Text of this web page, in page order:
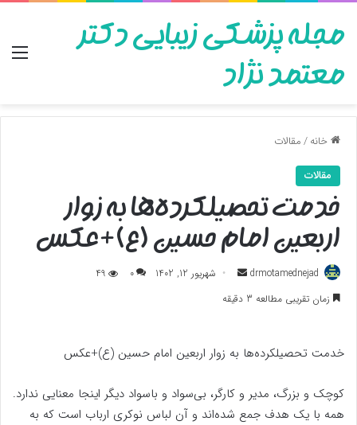
مجله پزشکی زیبایی دکتر
معتمد نژاد
خانه/مقالات
مقالات
خدمت تحصیلکرده‌ها به زوار
اربعین امام حسین (ع)+عکس
drmotamednejad
ارسال
به
شهریور 12, 1402 0
49
زمان تقریبی مطالعه 3 دقیقه
خدمت تحصیلکرده‌ها به زوار اربعین امام حسین (ع)+عکس
کوچک و بزرگ، مدیر ‌و کارگر، بی‌سواد و باسواد دیگر اینجا معنایی ندارد.
همه با یک هدف جمع شده‌اند و آن لباس نوکری ارباب است که به